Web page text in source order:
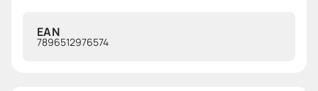
EAN
7896512976574